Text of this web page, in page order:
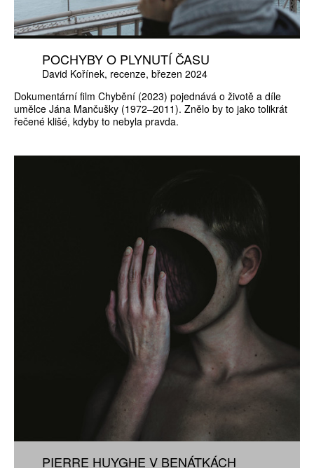
POCHYBY O PLYNUTÍ ČASU
David Kořínek recenze březen 2024
Dokumentární film Chybění (2023) pojednává o životě a díle
umělce Jána Mančušky (1972–2011). Znělo by to jako tolikrát
řečené klišé, kdyby to nebyla pravda.
PIERRE HUYGHE V BENÁTKÁCH